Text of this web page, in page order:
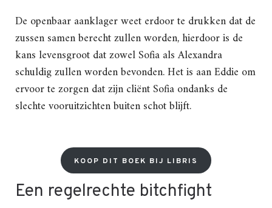
De openbaar aanklager weet erdoor te drukken dat de
zussen samen berecht zullen worden, hierdoor is de
kans levensgroot dat zowel Sofia als Alexandra
schuldig zullen worden bevonden. Het is aan Eddie om
ervoor te zorgen dat zijn cliënt Sofia ondanks de
slechte vooruitzichten buiten schot blijft.
KOOP DIT BOEK BIJ LIBRIS
Een regelrechte bitchfight